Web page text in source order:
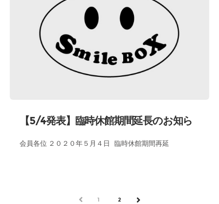
【5/4発表】臨時休館期間延長のお知ら
会員各位 ２０２０年５月４日 臨時休館期間再延
PREV1 2 NEXT